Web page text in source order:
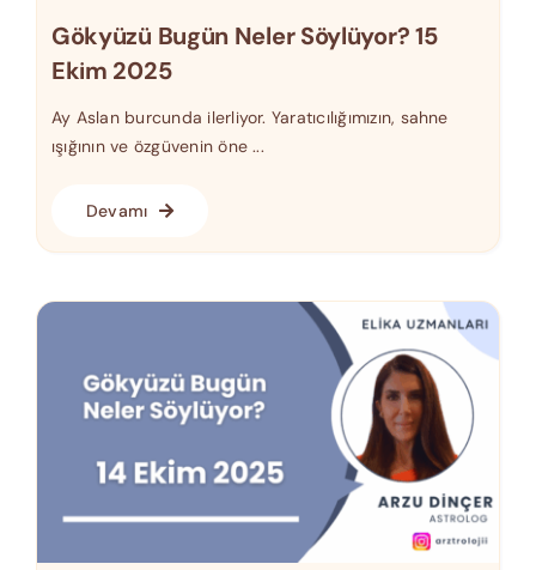
Gökyüzü Bugün Neler Söylüyor? 15
Ekim 2025
Ay Aslan burcunda ilerliyor. Yaratıcılığımızın, sahne
ışığının ve özgüvenin öne ...
Devamı